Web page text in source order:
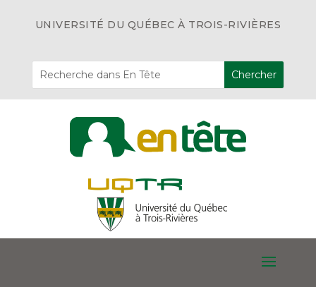
UNIVERSITÉ DU QUÉBEC À TROIS-RIVIÈRES